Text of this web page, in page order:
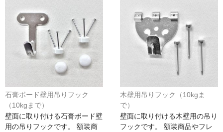
石膏ボード壁用吊りフック
（10kgまで）
壁面に取り付ける石膏ボード壁
用の吊りフックです。 額装商
木壁用吊りフック（10kgま
で）
壁面に取り付ける木壁用の吊り
フックです。 額装商品やフレ